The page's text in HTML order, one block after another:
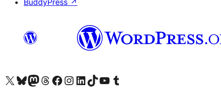
BuddyPress ↗
Visit our X (formerly Twitter) account
Visit our Bluesky account
Visit our Mastodon account
Visit our Threads account
Visit our Facebook page
Visit our Instagram account
Visit our LinkedIn account
Visit our TikTok account
Visit our YouTube channel
Visit our Tumblr account